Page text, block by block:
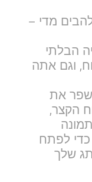
מדי –
הבלתי
וגם אתה
את
הקצר,
לפתח
שלך